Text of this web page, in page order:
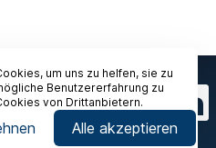
um uns zu helfen, sie zu
Benutzererfahrung zu
von Drittanbietern.
Alle akzeptieren